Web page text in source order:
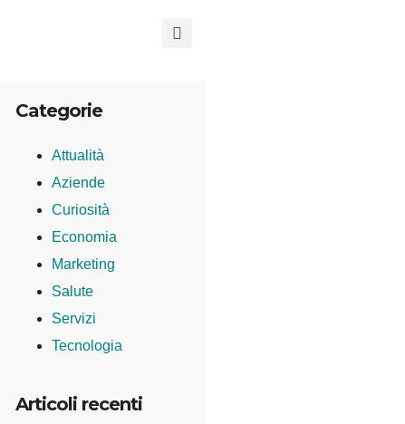
Categorie
Attualità
Aziende
Curiosità
Economia
Marketing
Salute
Servizi
Tecnologia
Articoli recenti